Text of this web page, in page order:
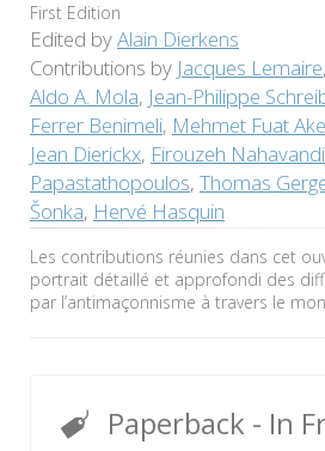
First Edition
Edited byAlain Dierkens
Contributions by Jacques Lemaire,
Aldo A. Mola, Jean-Philippe
Ferrer Benimeli, Mehmet Fuat
Jean Dierickx, Firouzeh Nahavandi
Papastathopoulos, Thomas
Šonka, Hervé Hasquin
Les contributions réunies dans cet
portrait détaillé et approfondi des
par l’antimaçonnisme à travers le
Paperback - In